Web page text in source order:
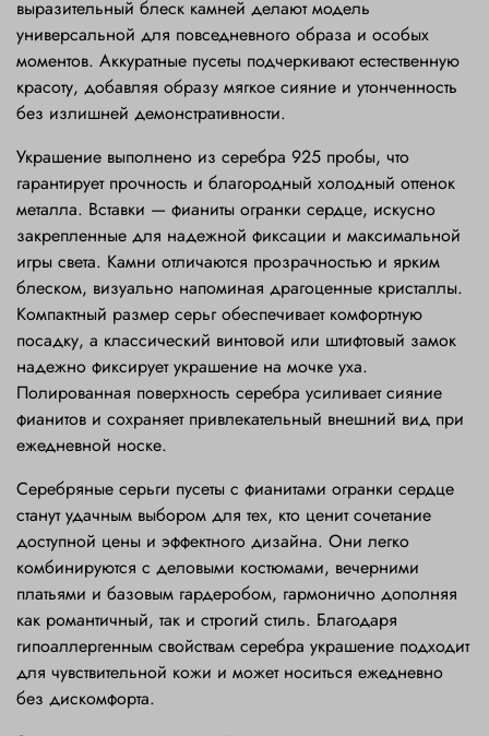
выразительный блеск камней делают модель
универсальной для повседневного образа и особых
моментов. Аккуратные пусеты подчеркивают естественную
красоту, добавляя образу мягкое сияние и утонченность
без излишней демонстративности.
Украшение выполнено из серебра 925 пробы, что
гарантирует прочность и благородный холодный оттенок
металла. Вставки — фианиты огранки сердце, искусно
закрепленные для надежной фиксации и максимальной
игры света. Камни отличаются прозрачностью и ярким
блеском, визуально напоминая драгоценные кристаллы.
Компактный размер серьг обеспечивает комфортную
посадку, а классический винтовой или штифтовый замок
надежно фиксирует украшение на мочке уха.
Полированная поверхность серебра усиливает сияние
фианитов и сохраняет привлекательный внешний вид при
ежедневной носке.
Серебряные серьги пусеты с фианитами огранки сердце
станут удачным выбором для тех, кто ценит сочетание
доступной цены и эффектного дизайна. Они легко
комбинируются с деловыми костюмами, вечерними
платьями и базовым гардеробом, гармонично дополняя
как романтичный, так и строгий стиль. Благодаря
гипоаллергенным свойствам серебра украшение подходит
для чувствительной кожи и может носиться ежедневно
без дискомфорта.